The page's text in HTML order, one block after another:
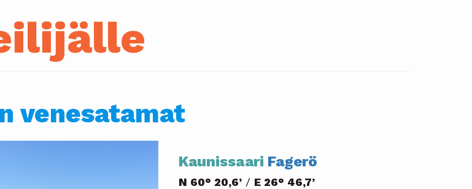
venesatamat
Kaunissaari Fagerö
N 60° 20,6’/ E 26° 46,7’